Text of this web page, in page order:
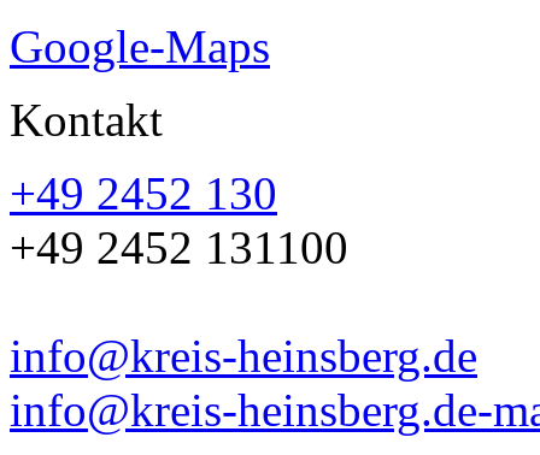
Google-Maps
Kontakt
+49 2452 130
+49 2452 131100
info@kreis-heinsberg.de
info@kreis-heinsberg.de-